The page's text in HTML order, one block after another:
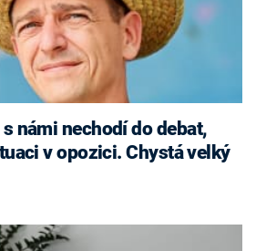
námi nechodí do debat,
v opozici. Chystá velký